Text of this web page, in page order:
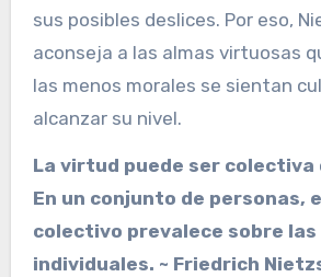
sus posibles deslices. Por eso,
aconseja a las almas virtuosas
las menos morales se sientan
alcanzar su nivel.
La virtud puede ser colectiva
En un conjunto de personas,
colectivo prevalece sobre
individuales. ~ Friedrich